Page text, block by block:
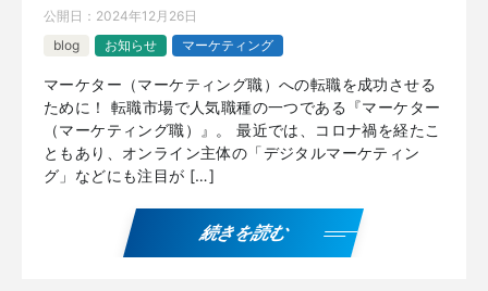
公開日： 2024年12月26日
blog
お知らせ マーケティング
マーケター（マーケティング職）への転職を成功させる
ために！ 転職市場で人気職種の一つである『マーケター
（マーケティング職）』。 最近では、コロナ禍を経たこ
ともあり、オンライン主体の「デジタルマーケティン
グ」などにも注目が […]
続きを読む